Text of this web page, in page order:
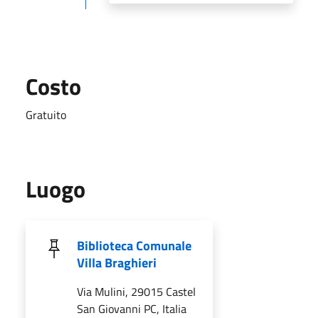
Costo
Gratuito
Luogo
Biblioteca Comunale
Villa Braghieri
Via Mulini, 29015 Castel
San Giovanni PC, Italia